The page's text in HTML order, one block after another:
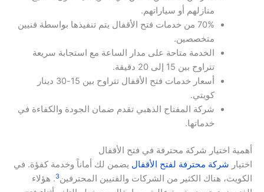
منازلهم أو سياراتهم.
70% من خدمات فتح الأقفال يتم تنفيذها بواسطة فنيين
متخصصين.
الخدمة متاحة على مدار الساعة مع استجابة سريعة
تتراوح بين 15 إلى 20 دقيقة.
أسعار خدمات فتح الأقفال تتراوح بين 15-30 دينار
كويتي.
شركة المفتاح الذهبي تقدم ضمان الجودة والكفاءة في
خدماتها.
أهمية اختيار شركة محترفة في فتح الأقفال
اختيار شركة محترفة لفتح الأقفال يضمن لك أماناً وخدمة كفؤة. في
الكويت، هناك الكثير من الشركات والفنيين المحترفين3. هؤلاء